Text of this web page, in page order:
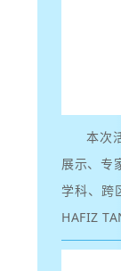
本次
展示、专
学科、跨
HAFIZ